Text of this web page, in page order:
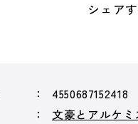
シェア
4550687152418
文豪とアルケミ